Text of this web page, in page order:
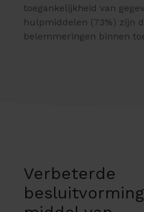
toegankelijkheid van
hulpmiddelen (73%) zijn
belemmeringen binnen
Verbeterde